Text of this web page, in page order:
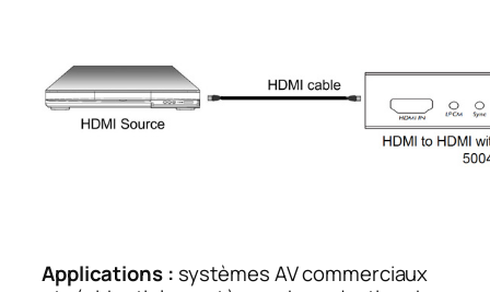
Applications : systèmes AV commerciaux